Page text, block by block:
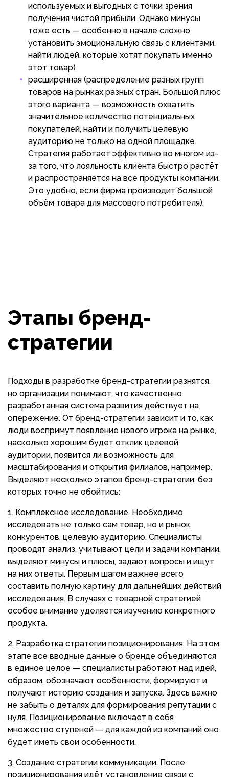
используемых и выгодных с точки зрения
получения чистой прибыли. Однако минусы
тоже есть — особенно в начале сложно
установить эмоциональную связь с клиентами,
найти людей, которые хотят покупать именно
этот товар)
расширенная (распределение разных групп
товаров на рынках разных стран. Большой плюс
этого варианта — возможность охватить
значительное количество потенциальных
покупателей, найти и получить целевую
аудиторию не только на одной площадке.
Стратегия работает эффективно во многом из-
за того, что лояльность клиента быстро растёт
и распространяется на все продукты компании.
Это удобно, если фирма производит большой
объём товара для массового потребителя).
Этапы бренд-
стратегии
Подходы в разработке бренд-стратегии разнятся,
но организации понимают, что качественно
разработанная система развития действует на
опережение. От бренд-стратегии зависит и то, как
люди воспримут появление нового игрока на рынке,
насколько хорошим будет отклик целевой
аудитории, появится ли возможность для
масштабирования и открытия филиалов, например.
Выделяют несколько этапов бренд-стратегии, без
которых точно не обойтись:
Комплексное исследование. Необходимо
исследовать не только сам товар, но и рынок,
конкурентов, целевую аудиторию. Специалисты
проводят анализ, учитывают цели и задачи компании,
выделяют минусы и плюсы, задают вопросы и ищут
на них ответы. Первым шагом важнее всего
составить полную картину для дальнейших действий
исследования. В случаях с товарной стратегией
особое внимание уделяется изучению конкретного
продукта.
Разработка стратегии позиционирования. На этом
этапе все вводные данные о бренде объединяются
в единое целое — специалисты работают над идей,
образом, обозначают особенности, формируют и
получают историю создания и запуска. Здесь важно
не забыть о деталях для формирования репутации с
нуля. Позиционирование включает в себя
множество ступеней — для каждой из компаний оно
будет иметь свои особенности.
Создание стратегии коммуникации. После
позиционирования идёт установление связи с